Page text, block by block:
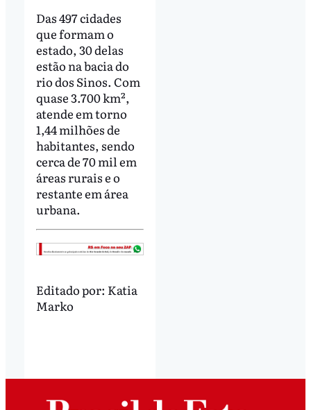
Das 497 cidades
que formam o
estado, 30 delas
estão na bacia do
rio dos Sinos. Com
quase 3.700 km²,
atende em torno
1,44 milhões de
habitantes, sendo
cerca de 70 mil em
áreas rurais e o
restante em área
urbana.
Editado por: Katia
Marko